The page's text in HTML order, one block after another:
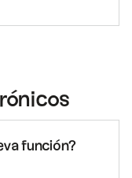
función?